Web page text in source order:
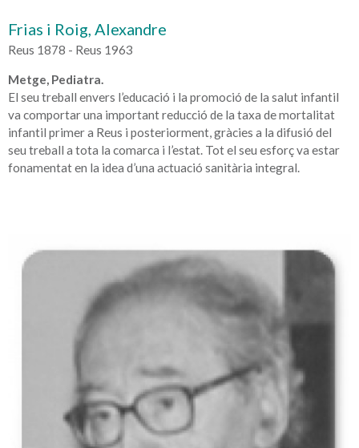
Frias i Roig, Alexandre
Reus 1878 - Reus 1963
Metge, Pediatra.
El seu treball envers l’educació i la promoció de la salut infantil
va comportar una important reducció de la taxa de mortalitat
infantil primer a Reus i posteriorment, gràcies a la difusió del
seu treball a tota la comarca i l’estat. Tot el seu esforç va estar
fonamentat en la idea d’una actuació sanitària integral.